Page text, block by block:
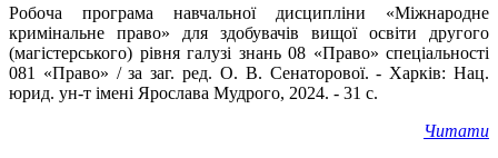
Робоча програма навчальної дисципліни «Міжнародне
кримінальне право» для здобувачів вищої освіти другого
(магістерського) рівня галузі знань 08 «Право» спеціальності
081 «Право» / за заг. ред. О. В. Сенаторової. - Харків: Нац.
юрид. ун-т імені Ярослава Мудрого, 2024. - 31 с.
Читати